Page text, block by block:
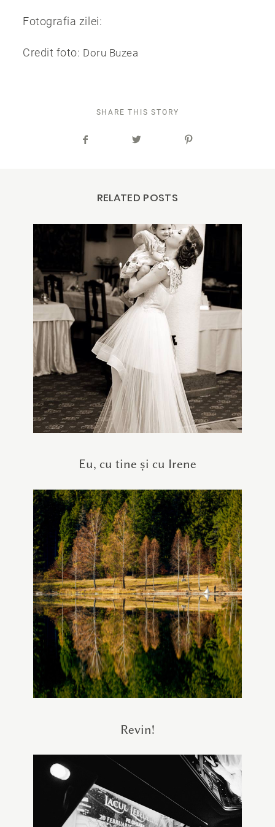
Fotografia zilei:
Credit foto: Doru Buzea
SHARE THIS STORY
RELATED POSTS
Eu, cu tine și cu Irene
Revin!